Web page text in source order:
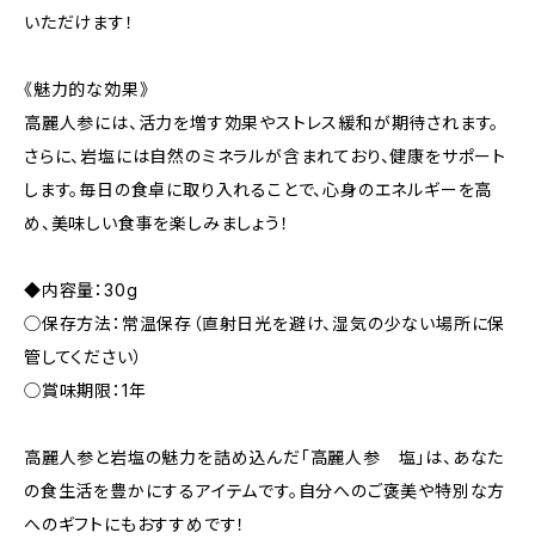
いただけます！
《魅力的な効果》
高麗人参には、活力を増す効果やストレス緩和が期待されます。
さらに、岩塩には自然のミネラルが含まれており、健康をサポート
します。毎日の食卓に取り入れることで、心身のエネルギーを高
め、美味しい食事を楽しみましょう！
◆内容量：30g
◯保存方法：常温保存（直射日光を避け、湿気の少ない場所に保
管してください）
◯賞味期限：1年
高麗人参と岩塩の魅力を詰め込んだ「高麗人参 塩」は、あなた
の食生活を豊かにするアイテムです。自分へのご褒美や特別な方
へのギフトにもおすすめです！